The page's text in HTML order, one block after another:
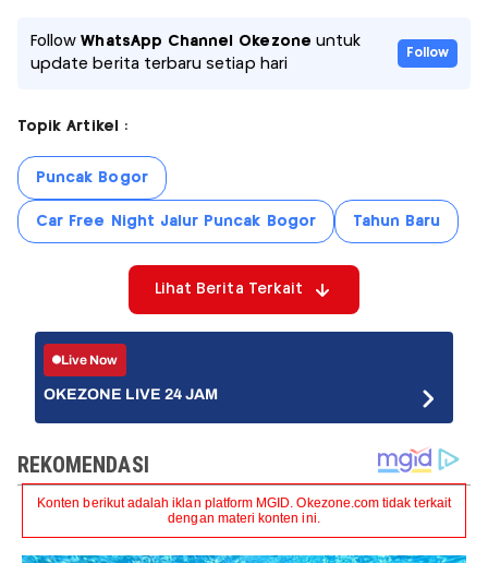
FollowWhatsApp Channel Okezone untuk
update berita terbaru setiap hari
Follow
Topik Artikel :
Puncak Bogor
Car Free Night Jalur Puncak Bogor Tahun Baru
Lihat Berita Terkait
Live Now
OKEZONE LIVE 24 JAM